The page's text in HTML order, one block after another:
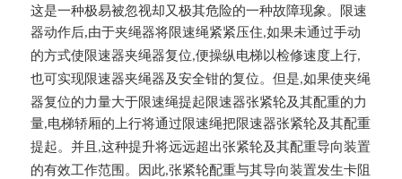
这是一种极易被忽视却又极其危险的一种故障现象。限速
器动作后,由于夹绳器将限速绳紧紧压住,如果未通过手动
的方式使限速器夹绳器复位,便操纵电梯以检修速度上行,
也可实现限速器夹绳器及安全钳的复位。但是,如果使夹绳
器复位的力量大于限速绳提起限速器张紧轮及其配重的力
量,电梯轿厢的上行将通过限速绳把限速器张紧轮及其配重
提起。并且 ,这种提升将远远超出张紧轮及其配重导向装置
的有效工作范围。因此,张紧轮配重与其导向装置发生卡阻